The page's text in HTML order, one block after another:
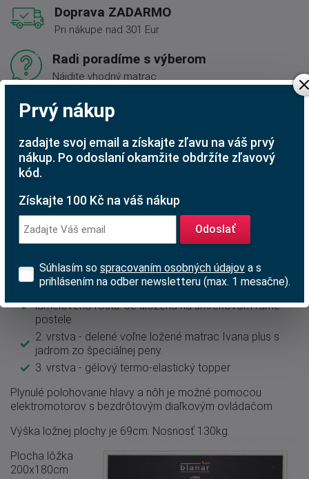
Doprava ZADARMO
Pri nákupe nad 301 Eur
Radi poradíme s výberom
Nájdite vhodný matrac
Rodinná firma
S tradíciou od roku 1991
Popis produktu
Luxusné lôžkoAstridtypu Boxspring. Táto konštrukcia
lôžok je veľmi obľúbená v zahraničí. Je tiež hojne využívaná
v luxusných hoteloch.
Komfortné výšku ložnej plochy zaisťujú 3 vrstvy matraca:
1. vrstva - taštičkový matrac nahradzujúci funky
lamelového roštu. Je uložená na smrekovom ráme
postele
2. vrstva - delené voľne ložené matrac Ivana plus s
jadrom zo špeciálnej peny.
3. vrstva - gélový termo-elastický topper
Plynulé polohovanie hlavy a nôh je možné pomocou
elektromotorov s bezdrôtovým diaľkovým ovládačom
Výška ložnej plochy je 69cm. Nosnosť 130kg.
Plocha lôžka
200x180cm
Prvý nákup
zadajte svoj email a získajte zľavu na váš prvý
nákup. Po odoslaní okamžite obdržíte zľavový
kód.
Získajte 100 Kč na váš nákup
Odoslať
Súhlasím so spracovaním osobných údajov a s
prihlásením na odber newsletteru (max. 1 mesačne).